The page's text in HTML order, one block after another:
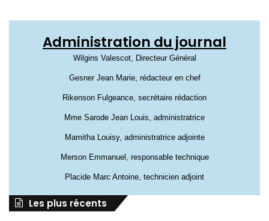
Administration du journal
Wilgins Valescot, Directeur Général
Gesner Jean Marie, rédacteur en chef
Rikenson Fulgeance, secrétaire rédaction
Mme Sarode Jean Louis, administratrice
Mamitha Louisy, administratrice adjointe
Merson Emmanuel, responsable technique
Placide Marc Antoine, technicien adjoint
Les plus récents